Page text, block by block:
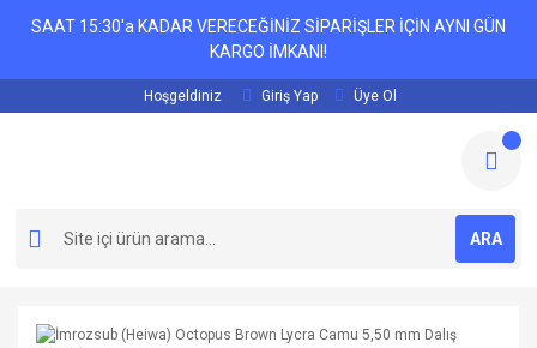
SAAT 15:30'a KADAR VERECEĞİNİZ SİPARİŞLER İÇİN AYNI GÜN
KARGO İMKANI!
Hoşgeldiniz Giriş Yap Üye Ol
ARA